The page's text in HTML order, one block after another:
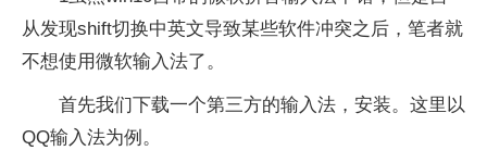
从发现shift切换中英文导致某些软件冲突之后，笔者就
不想使用微软输入法了。
首先我们下载一个第三方的输入法，安装。这里以
QQ输入法为例。